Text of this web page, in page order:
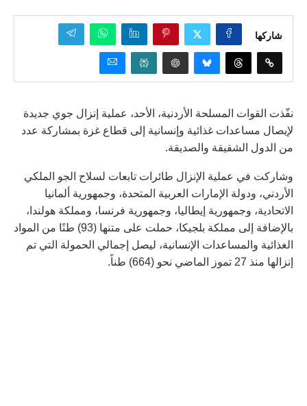
شاركها
نفّذت القوات المسلحة الأردنية، الأحد، عملية إنزال جوي جديدة
لإيصال مساعدات غذائية وإنسانية إلى قطاع غزة بمشاركة عدد
من الدول الشقيقة والصديقة.
وشاركت في عملية الإنزال طائرات تابعات لسلاح الجو الملكي
الأردني، ودولة الإمارات العربية المتحدة، وجمهورية ألمانيا
الاتحادية، وجمهورية إيطاليا، وجمهورية فرنسا، ومملكة هولندا،
بالإضافة إلى مملكة بلجيكا، حملت على متنها (93) طنًا من المواد
الغذائية والمساعدات الإنسانية، ليصل إجمالي الحمولة التي تم
إنزالها منذ 27 تموز الماضي نحو (664) طناً.